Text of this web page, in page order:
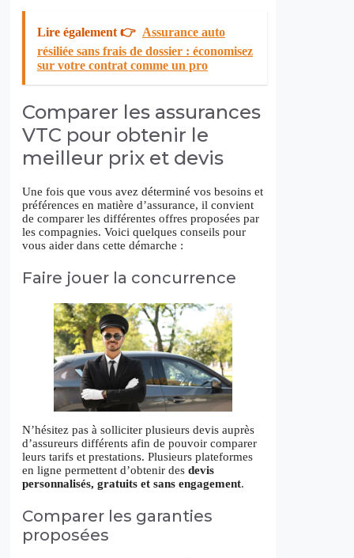
Lire également 👉 Assurance auto
résiliée sans frais de dossier : économisez
sur votre contrat comme un pro
Comparer les assurances
VTC pour obtenir le
meilleur prix et devis
Une fois que vous avez déterminé vos besoins et
préférences en matière d’assurance, il convient
de comparer les différentes offres proposées par
les compagnies. Voici quelques conseils pour
vous aider dans cette démarche :
Faire jouer la concurrence
N’hésitez pas à solliciter plusieurs devis auprès
d’assureurs différents afin de pouvoir comparer
leurs tarifs et prestations. Plusieurs plateformes
en ligne permettent d’obtenir des devis
personnalisés, gratuits et sans engagement.
Comparer les garanties
proposées